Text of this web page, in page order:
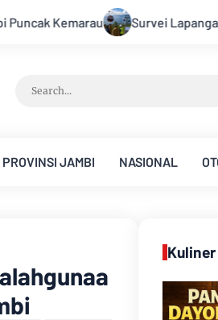
Dilakukan, Proyek Cable Car
PROVINSI JAMBI NASIONAL